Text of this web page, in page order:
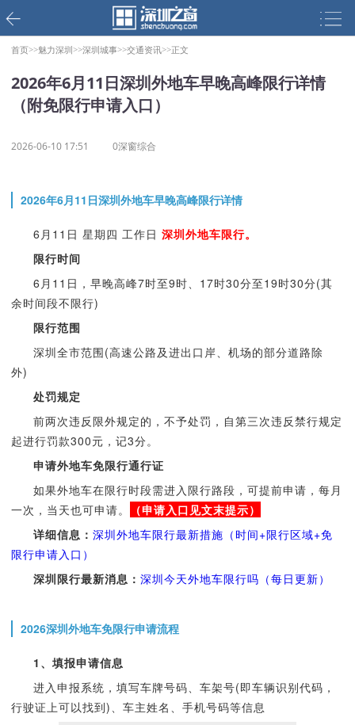
首页>>魅力深圳>>深圳城事>>交通资讯>>正文
2026年6月11日深圳外地车早晚高峰限行详情
（附免限行申请入口）
2026-06-10 17:51 0深窗综合
2026年6月11日深圳外地车早晚高峰限行详情
6月11日 星期四 工作日 深圳外地车限行。
限行时间
6月11日，早晚高峰7时至9时、17时30分至19时30分(其
余时间段不限行)
限行范围
深圳全市范围(高速公路及进出口岸、机场的部分道路除
外)
处罚规定
前两次违反限外规定的，不予处罚，自第三次违反禁行规定
起进行罚款300元，记3分。
申请外地车免限行通行证
如果外地车在限行时段需进入限行路段，可提前申请，每月
一次，当天也可申请。
（申请入口见文末提示）
详细信息： 深圳外地车限行最新措施（时间+限行区域+免
限行申请入口）
深圳限行最新消息： 深圳今天外地车限行吗（每日更新）
2026深圳外地车免限行申请流程
1 、填报申请信息
进入申报系统，填写车牌号码、车架号(即车辆识别代码，
行驶证上可以找到)、车主姓名、手机号码等信息